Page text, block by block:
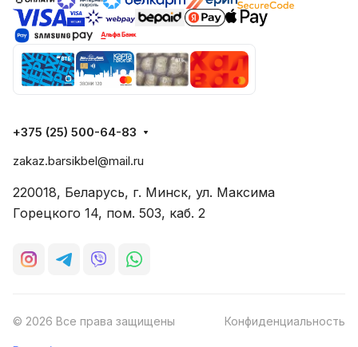
+375 (25) 500-64-83
zakaz.barsikbel@mail.ru
220018, Беларусь, г. Минск, ул. Максима
Горецкого 14, пом. 503, каб. 2
© 2026 Все права защищены Конфиденциальность